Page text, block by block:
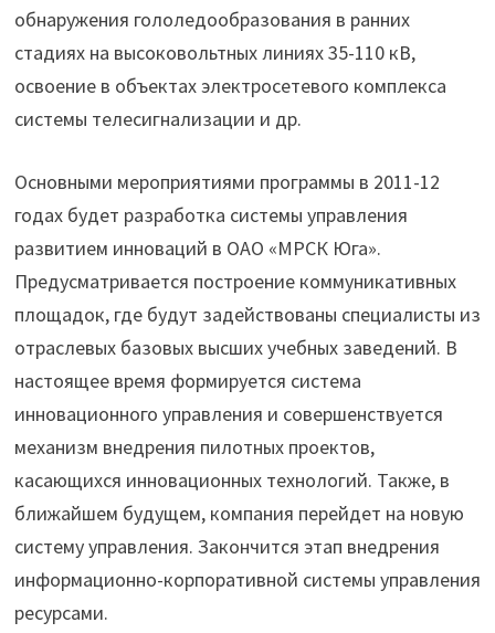
обнаружения гололедообразования в ранних
стадиях на высоковольтных линиях 35-110 кВ,
освоение в объектах электросетевого комплекса
системы телесигнализации и др.
Основными мероприятиями программы в 2011-12
годах будет разработка системы управления
развитием инноваций в ОАО «МРСК Юга».
Предусматривается построение коммуникативных
площадок, где будут задействованы специалисты из
отраслевых базовых высших учебных заведений. В
настоящее время формируется система
инновационного управления и совершенствуется
механизм внедрения пилотных проектов,
касающихся инновационных технологий. Также, в
ближайшем будущем, компания перейдет на новую
систему управления. Закончится этап внедрения
информационно-корпоративной системы управления
ресурсами.